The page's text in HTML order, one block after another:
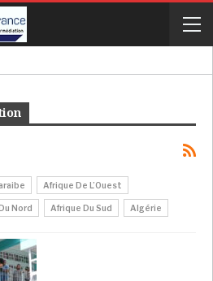
Afrique De L’Ouest
Nord Afrique Du Sud Algérie